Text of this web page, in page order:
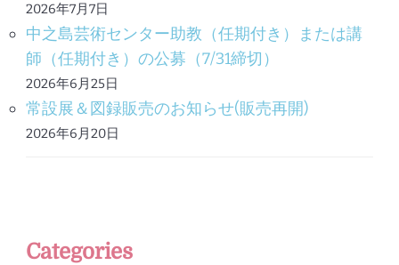
2026年7月7日
中之島芸術センター助教（任期付き）または講
師（任期付き）の公募（7/31締切）
2026年6月25日
常設展＆図録販売のお知らせ(販売再開)
2026年6月20日
Categories